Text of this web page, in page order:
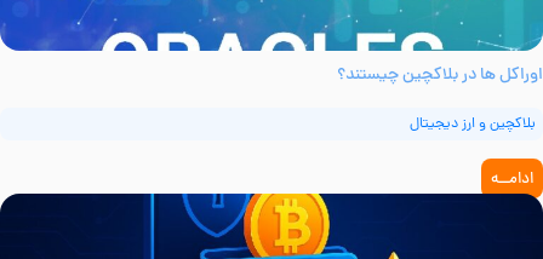
ها در بلاکچین چیستند؟
بلاکچین و ارز دیجیتال
ادامــه